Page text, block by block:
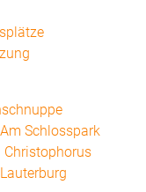
Schlosspark
Christophorus